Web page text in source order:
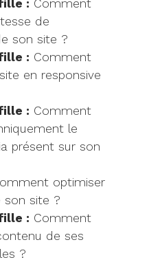
: Comment
de
son site ?
: Comment
en responsive
: Comment
le
présent sur son
optimiser
son site ?
: Comment
de ses
?